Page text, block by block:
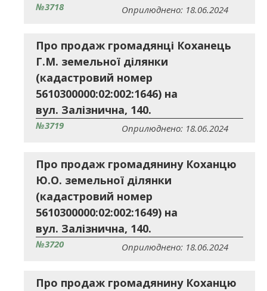
№3718 Оприлюднено: 18.06.2024
Про продаж громадянці Коханець
Г.М. земельної ділянки
(кадастровий номер
5610300000:02:002:1646) на
вул. Залізнична, 140.
№3719 Оприлюднено: 18.06.2024
Про продаж громадянину Коханцю
Ю.О. земельної ділянки
(кадастровий номер
5610300000:02:002:1649) на
вул. Залізнична, 140.
№3720 Оприлюднено: 18.06.2024
Про продаж громадянину Коханцю